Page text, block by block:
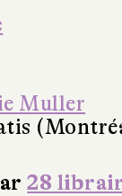
Muller
28